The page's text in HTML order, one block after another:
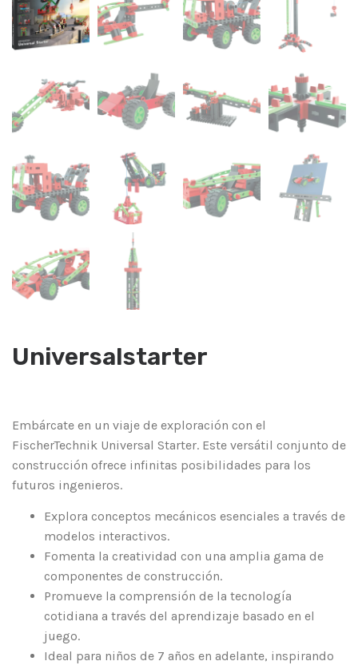
Universalstarter
Embárcate en un viaje de exploración con el
FischerTechnik Universal Starter. Este versátil conjunto de
construcción ofrece infinitas posibilidades para los
futuros ingenieros.
Explora conceptos mecánicos esenciales a través de
modelos interactivos.
Fomenta la creatividad con una amplia gama de
componentes de construcción.
Promueve la comprensión de la tecnología
cotidiana a través del aprendizaje basado en el
juego.
Ideal para niños de 7 años en adelante, inspirando